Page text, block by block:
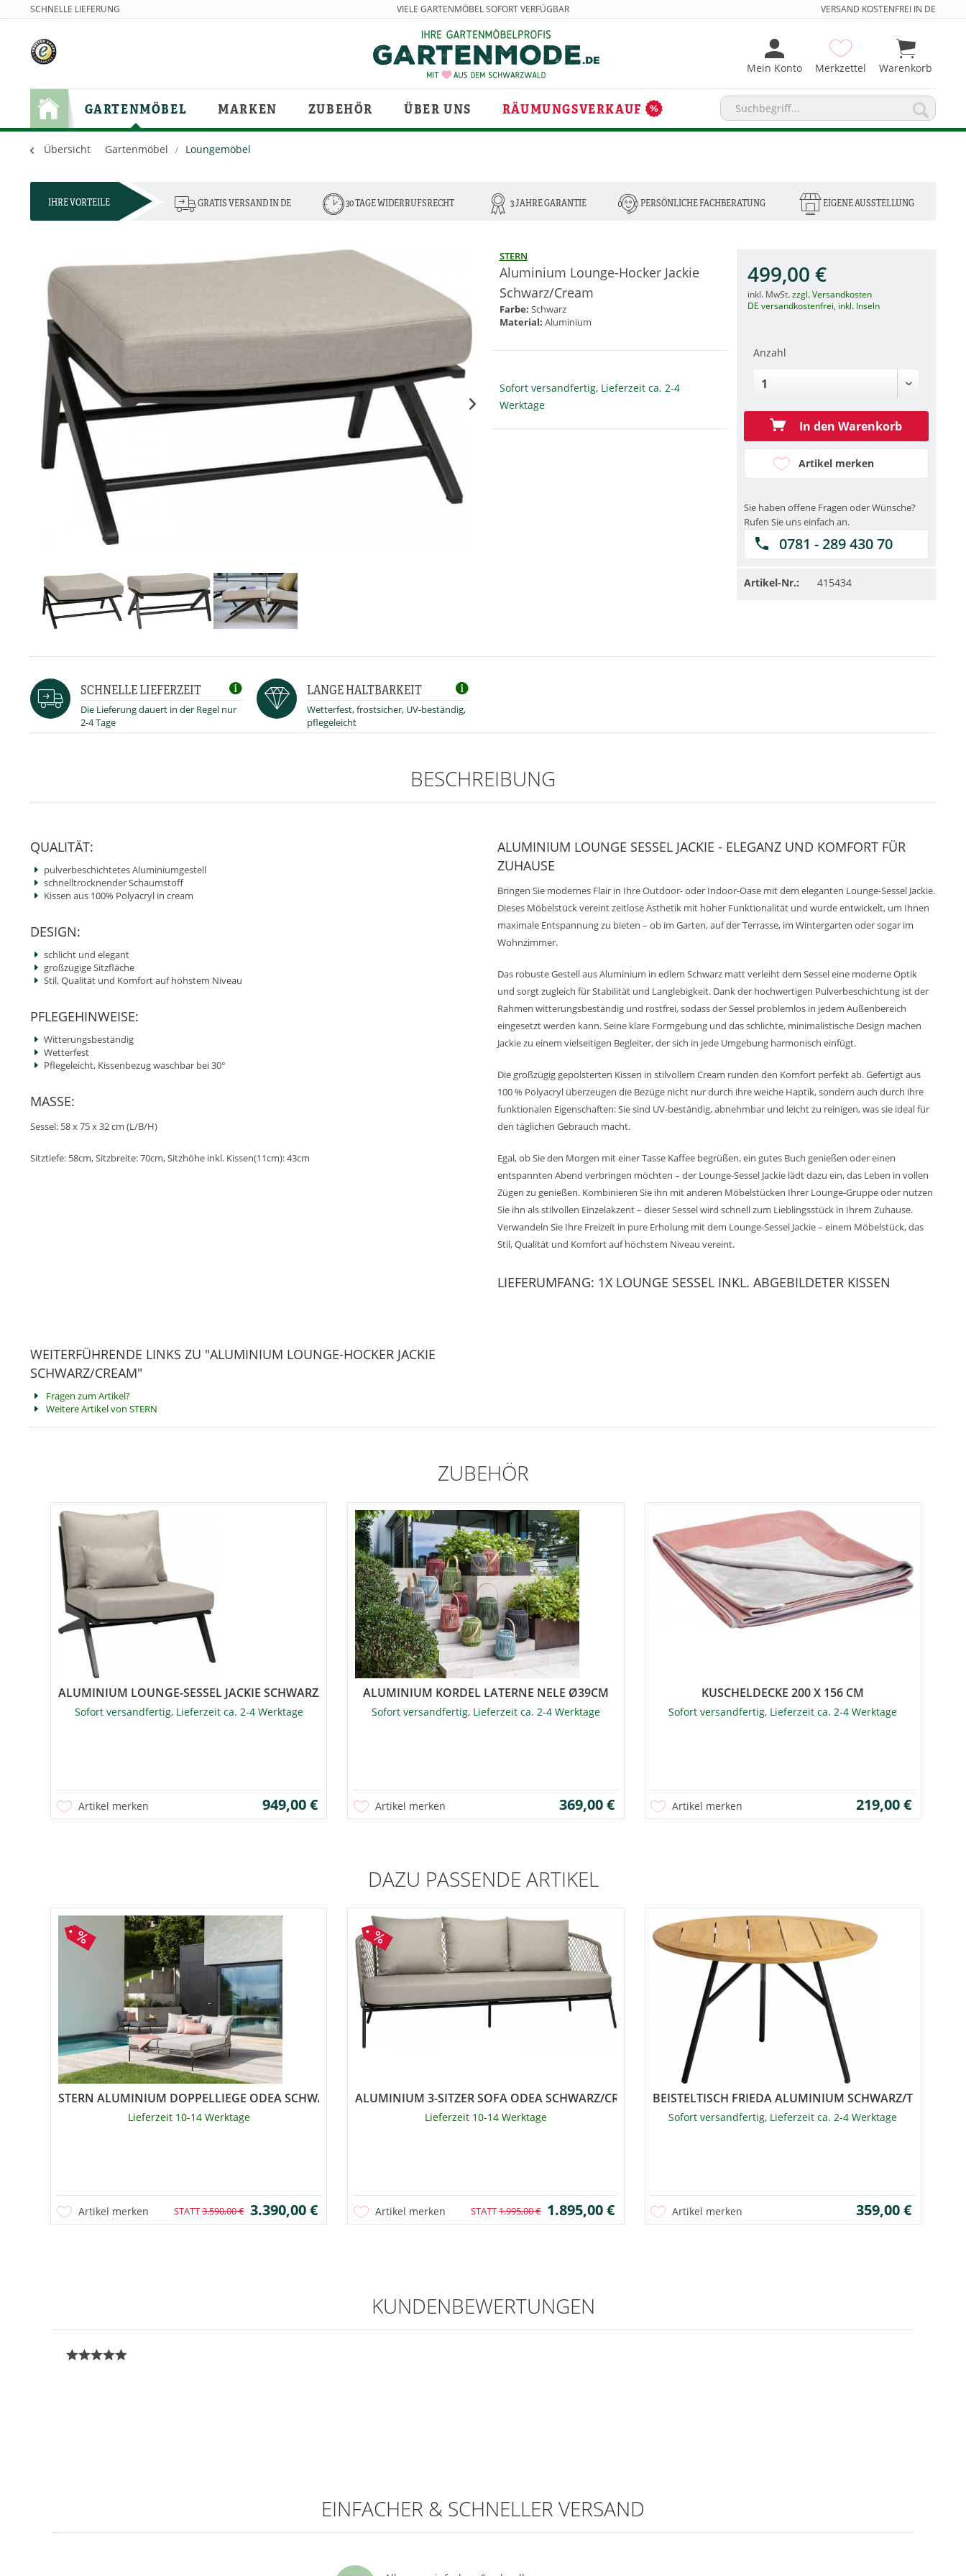
SCHNELLE LIEFERUNG VIELE GARTENMÖBEL SOFORT VERFÜGBAR VERSAND KOSTENFREI IN DE
Mein Konto Merkzettel Warenkorb
GARTENMÖBEL MARKEN ZUBEHÖR ÜBER UNS RÄUMUNGSVERKAUF
Übersicht Gartenmöbel Loungemöbel
IHRE VORTEILE GRATIS VERSAND IN DE 30 TAGE WIDERRUFSRECHT 3 JAHRE GARANTIE PERSÖNLICHE FACHBERATUNG EIGENE AUSSTELLUNG
STERN
Aluminium Lounge-Hocker Jackie
Schwarz/Cream
Farbe: Schwarz
Material: Aluminium
Sofort versandfertig, Lieferzeit ca. 2-4
Werktage
499,00 €
inkl. MwSt.zzgl. Versandkosten
DE versandkostenfrei, inkl. Inseln
Anzahl
In den Warenkorb
Artikel merken
Sie haben offene Fragen oder Wünsche?
Rufen Sie uns einfach an.
0781 - 289 430 70
Artikel-Nr.: 415434
SCHNELLE LIEFERZEIT
Die Lieferung dauert in der Regel nur
2-4 Tage
LANGE HALTBARKEIT
Wetterfest, frostsicher, UV-beständig,
pflegeleicht
BESCHREIBUNG
QUALITÄT:
pulverbeschichtetes Aluminiumgestell
schnelltrocknender Schaumstoff
Kissen aus 100% Polyacryl in cream
DESIGN:
schlicht und elegant
großzügige Sitzfläche
Stil, Qualität und Komfort auf höhstem Niveau
PFLEGEHINWEISE:
Witterungsbeständig
Wetterfest
Pflegeleicht, Kissenbezug waschbar bei 30°
MASSE:
Sessel: 58 x 75 x 32 cm (L/B/H)
Sitztiefe: 58cm, Sitzbreite: 70cm, Sitzhöhe inkl. Kissen(11cm): 43cm
WEITERFÜHRENDE LINKS ZU "ALUMINIUM LOUNGE-HOCKER JACKIE
SCHWARZ/CREAM"
Fragen zum Artikel?
Weitere Artikel von STERN
ALUMINIUM LOUNGE SESSEL JACKIE - ELEGANZ UND KOMFORT FÜR
ZUHAUSE
Bringen Sie modernes Flair in Ihre Outdoor- oder Indoor-Oase mit dem eleganten Lounge-Sessel Jackie.
Dieses Möbelstück vereint zeitlose Ästhetik mit hoher Funktionalität und wurde entwickelt, um Ihnen
maximale Entspannung zu bieten – ob im Garten, auf der Terrasse, im Wintergarten oder sogar im
Wohnzimmer.
Das robuste Gestell aus Aluminium in edlem Schwarz matt verleiht dem Sessel eine moderne Optik
und sorgt zugleich für Stabilität und Langlebigkeit. Dank der hochwertigen Pulverbeschichtung ist der
Rahmen witterungsbeständig und rostfrei, sodass der Sessel problemlos in jedem Außenbereich
eingesetzt werden kann. Seine klare Formgebung und das schlichte, minimalistische Design machen
Jackie zu einem vielseitigen Begleiter, der sich in jede Umgebung harmonisch einfügt.
Die großzügig gepolsterten Kissen in stilvollem Cream runden den Komfort perfekt ab. Gefertigt aus
100 % Polyacryl überzeugen die Bezüge nicht nur durch ihre weiche Haptik, sondern auch durch ihre
funktionalen Eigenschaften: Sie sind UV-beständig, abnehmbar und leicht zu reinigen, was sie ideal für
den täglichen Gebrauch macht.
Egal, ob Sie den Morgen mit einer Tasse Kaffee begrüßen, ein gutes Buch genießen oder einen
entspannten Abend verbringen möchten – der Lounge-Sessel Jackie lädt dazu ein, das Leben in vollen
Zügen zu genießen. Kombinieren Sie ihn mit anderen Möbelstücken Ihrer Lounge-Gruppe oder nutzen
Sie ihn als stilvollen Einzelakzent – dieser Sessel wird schnell zum Lieblingsstück in Ihrem Zuhause.
Verwandeln Sie Ihre Freizeit in pure Erholung mit dem Lounge-Sessel Jackie – einem Möbelstück, das
Stil, Qualität und Komfort auf höchstem Niveau vereint.
LIEFERUMFANG: 1X LOUNGE SESSEL INKL. ABGEBILDETER KISSEN
ZUBEHÖR
ALUMINIUM LOUNGE-SESSEL JACKIE SCHWARZ/CREAM
Sofort versandfertig, Lieferzeit ca. 2-4 Werktage
Artikel merken 949,00 €
ALUMINIUM KORDEL LATERNE NELE Ø39CM
Sofort versandfertig, Lieferzeit ca. 2-4 Werktage
Artikel merken 369,00 €
KUSCHELDECKE 200 X 156 CM
Sofort versandfertig, Lieferzeit ca. 2-4 Werktage
Artikel merken 219,00 €
DAZU PASSENDE ARTIKEL
STERN ALUMINIUM DOPPELLIEGE ODEA SCHWARZ/CREAM
Lieferzeit 10-14 Werktage
Artikel merken STATT3.590,00 € 3.390,00 €
ALUMINIUM 3-SITZER SOFA ODEA SCHWARZ/CREAM
Lieferzeit 10-14 Werktage
Artikel merken STATT1.995,00 € 1.895,00 €
BEISTELTISCH FRIEDA ALUMINIUM SCHWARZ/TEAK
Sofort versandfertig, Lieferzeit ca. 2-4 Werktage
Artikel merken 359,00 €
KUNDENBEWERTUNGEN
EINFACHER & SCHNELLER VERSAND